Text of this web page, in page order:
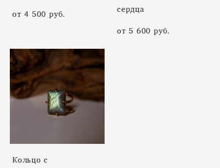
от 4 500 pуб.
сердца
от 5 600 pуб.
Кольцо с